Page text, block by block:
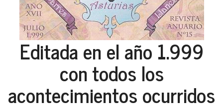
Editada en el año 1.999
con todos los
acontecimientos ocurridos